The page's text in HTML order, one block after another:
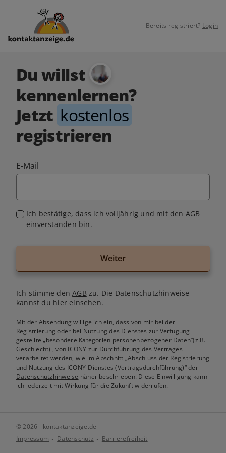
Bereits registriert? Login
Du willst
kennenlernen?
Jetzt kostenlos
registrieren
E-Mail
Ich bestätige, dass ich volljährig und mit den AGB
einverstanden bin.
Weiter
Ich stimme denAGB zu. Die Datenschutzhinweise
kannst du hiereinsehen.
Mit der Absendung willige ich ein, dass von mir bei der
Registrierung oder bei Nutzung des Dienstes zur Verfügung
gestellte„besondere Kategorien personenbezogener Daten“(z.B.
Geschlecht) , von ICONY zur Durchführung des Vertrages
verarbeitet werden, wie im Abschnitt „Abschluss der Registrierung
und Nutzung des ICONY-Dienstes (Vertragsdurchführung)“ der
Datenschutzhinweise näher beschrieben. Diese Einwilligung kann
ich jederzeit mit Wirkung für die Zukunft widerrufen.
© 2026 - kontaktanzeige.de
Impressum
Datenschutz Barrierefreiheit